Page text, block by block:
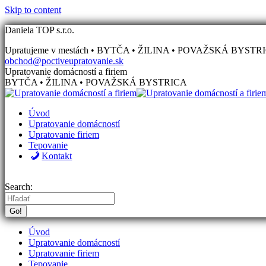
Skip to content
Daniela TOP s.r.o.
Upratujeme v mestách • BYTČA • ŽILINA • POVAŽSKÁ
obchod@poctiveupratovanie.sk
Upratovanie domácností a firiem
BYTČA • ŽILINA • POVAŽSKÁ BYSTRICA
Úvod
Upratovanie domácností
Upratovanie firiem
Tepovanie
Kontakt
Search:
Úvod
Upratovanie domácností
Upratovanie firiem
Tepovanie